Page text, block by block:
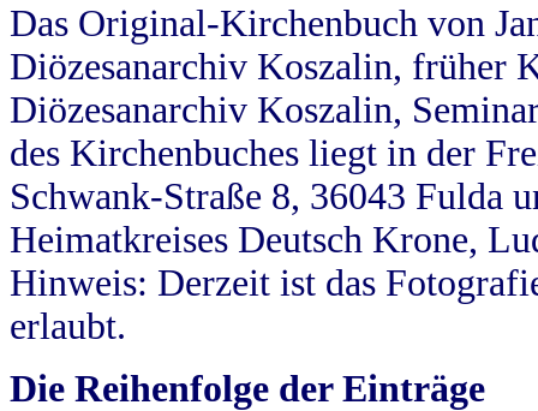
Das Original-Kirchenbuch von
Diözesanarchiv Koszalin, früher
Diözesanarchiv Koszalin,
des Kirchenbuches liegt in der
Schwank-Straße 8, 36043 Fulda
Heimatkreises Deutsch Krone,
Hinweis: Derzeit ist das
erlaubt.
Die Reihenfolge der Einträge